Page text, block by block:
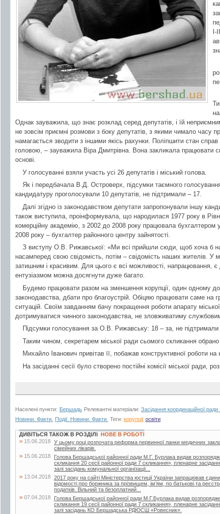
Однак зауважила, що знає розклад серед депутатів, і їй
не зовсім приємні розмови з боку депутатів, з якими чимало часу
намагається зводити з іншими якісь рахунки. Поліпшити стан
головою, – зауважила Віра Дмитрівна. Вона закликала працювати
основі.
У голосуванні взяли участь усі 26 депутатів і міський голова.
Як і передбачала В.Д. Островерх, підсумки таємного
кандидатуру проголосували 10 депутатів, не підтримали – 17.
Далі згідно із законодавством депутати запропонували іншу
також виступила, проінформувала, що народилася 1977 року в
комерційну академію, з 2002 до 2008 року працювала бухгалтером
2008 року – бухгалтер районного центру зайнятості.
З виступу О.В. Рижавської: «Ми всі прийшли сюди, щоб хоча б
насамперед свою свідомість, потім – свідомість наших жителів. У
затишним і красивим. Для цього є всі можливості, напрацювання,
ентузіазмом можна досягнути дуже багато.
Будемо працювати разом на зменшення корупції, один одному
законодавства, дбати про благоустрій. Обіцяю працювати саме на
ситуацій. Своїм завданням бачу покращення роботи апарату
дотримуватися чинного законодавства, не зловживатиму
Підсумки голосування за О.В. Рижавську: 18 – за, не
Таким чином, секретарем міської ради сьомого скликання
Михайло Іванович привітав її, побажав конструктивної роботи на
На засіданні сесії було створено постійні комісії міської ради,
Населені пункти: Бершадь Релевантні матеріали: Засідання координаційної
Новини. Факти.
Події. Новини. Факти. Теги: корупції освіти
ДИВІТЬСЯ ТАКОЖ В РОЗДІЛІ НОВЕ В РОБОТІ
» 15.06.2018 У цьому році розпочата реформа первинної ланки медичних
сімейних лікарів.
» 15.06.2018
Голова Бершадської районної ради М.Г. Бурлака видав
скликання 20 сесії районної ради 7 скликання», пленарне
залі засідань комунальної організації...
» 13.04.2018 2017 року на сайті Міністерства юстиції України запрацював
відомості про боржника за прізвищем, ім’ям, по батькові та
податків. Вільний та безоплатний...
» 07.04.2018
Голова Бершадської районної ради М.Г.Бурлака видав
скликання 19 сесії районної ради 7 скликання», пленарне
залі засідань КО Бершадська РДЮСШ «Ровесник».